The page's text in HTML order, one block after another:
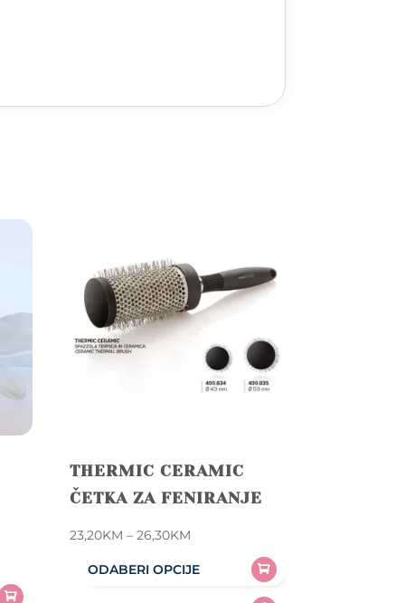
THERMIC CERAMIC
ČETKA ZA FENIRANJE
23,20KM – 26,30KMPrice
ODABERI OPCIJE